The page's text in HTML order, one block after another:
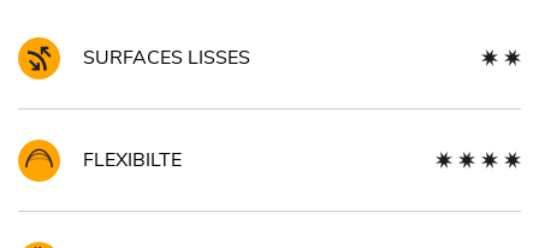
SURFACES LISSES
FLEXIBILTE